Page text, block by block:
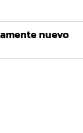
nuevo